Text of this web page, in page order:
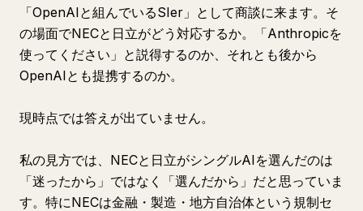
「OpenAIと組んでいるSIer」として商談に来ます。そ
の場面でNECと日立がどう対応するか。「Anthropicを
使ってください」と説得するのか、それとも後から
OpenAIとも提携するのか。
現時点では答えが出ていません。
私の見方では、NECと日立がシングルAIを選んだのは
「迷ったから」ではなく「選んだから」だと思っていま
す。特にNECは金融・製造・地方自治体という規制セ